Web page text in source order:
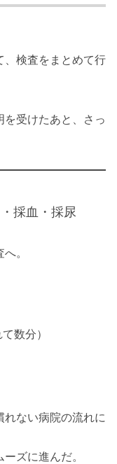
、検査をまとめて行
受けたあと、さっ
採血・採尿
。
数分）
れない病院の流れに
ズに進んだ。